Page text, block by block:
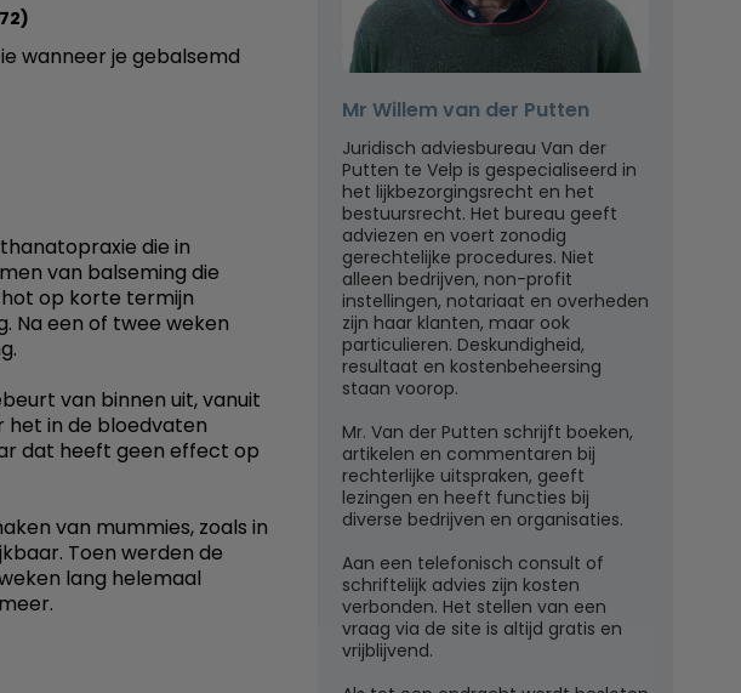
wanneer je gebalsemd
die in
van balseming die
op korte termijn
Na een of twee weken
van binnen uit, vanuit
het in de bloedvaten
dat heeft geen effect op
van mummies, zoals in
Toen werden de
lang helemaal
Mr Willem van der Putten
Juridisch adviesbureau Van der
Putten te Velp is gespecialiseerd in
het lijkbezorgingsrecht en het
bestuursrecht. Het bureau geeft
adviezen en voert zonodig
gerechtelijke procedures. Niet
alleen bedrijven, non-profit
instellingen, notariaat en overheden
zijn haar klanten, maar ook
particulieren. Deskundigheid,
resultaat en kostenbeheersing
staan voorop.
Mr. Van der Putten schrijft boeken,
artikelen en commentaren bij
rechterlijke uitspraken, geeft
lezingen en heeft functies bij
diverse bedrijven en organisaties.
Aan een telefonisch consult of
schriftelijk advies zijn kosten
verbonden. Het stellen van een
vraag via de site is altijd gratis en
vrijblijvend.